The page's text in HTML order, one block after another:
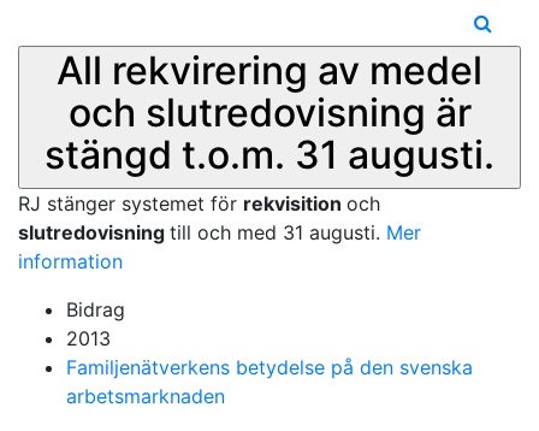
All rekvirering av medel
och slutredovisning är
stängd t.o.m. 31 augusti.
RJ stänger systemet för rekvisition och
slutredovisning till och med 31 augusti. Mer
information
Bidrag
2013
Familjenätverkens betydelse på den svenska
arbetsmarknaden